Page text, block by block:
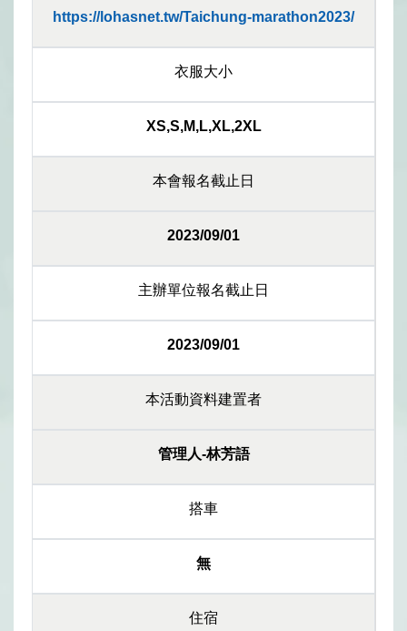
https://lohasnet.tw/Taichung-marathon2023/
衣服大小
XS,S,M,L,XL,2XL
本會報名截止日
2023/09/01
主辦單位報名截止日
2023/09/01
本活動資料建置者
管理人-林芳語
搭車
無
住宿